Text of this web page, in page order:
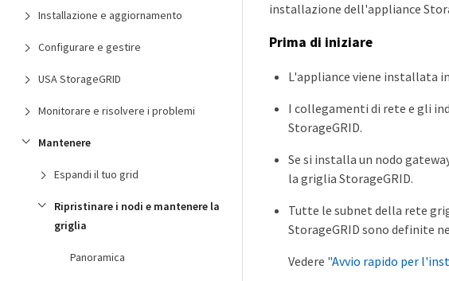
Installazione e aggiornamento
Configurare e gestire
USA StorageGRID
Monitorare e risolvere i problemi
Mantenere
Espandi il tuo grid
Ripristinare i nodi e mantenere la
griglia
Panoramica
installazione dell'appliance
Prima di iniziare
L'appliance viene installata
I collegamenti di rete e gli
StorageGRID.
Se si installa un nodo
la griglia StorageGRID.
Tutte le subnet della rete
StorageGRID sono definite
Vedere "Avvio rapido per